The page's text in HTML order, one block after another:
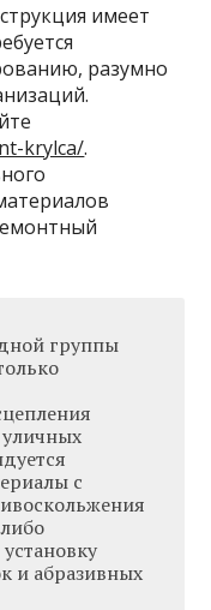
имеет
разумно
krylca/.
группы
с
и абразивных